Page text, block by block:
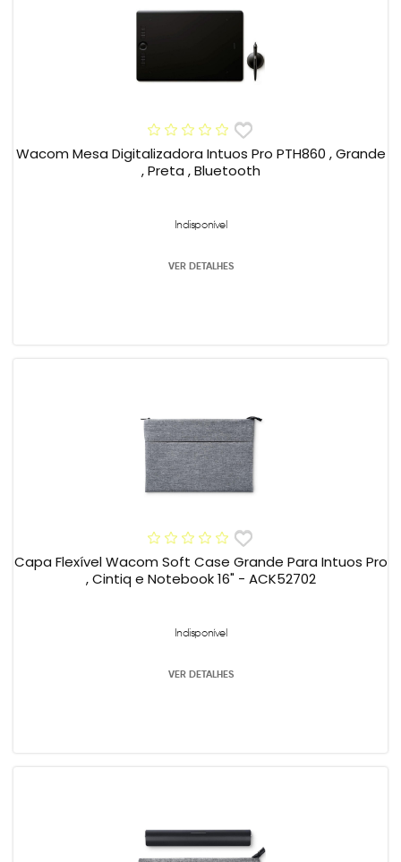
Wacom Mesa Digitalizadora Intuos Pro PTH860 , Grande
, Preta , Bluetooth
Indisponível
VER DETALHES
Capa Flexível Wacom Soft Case Grande Para Intuos Pro
, Cintiq e Notebook 16" - ACK52702
Indisponível
VER DETALHES